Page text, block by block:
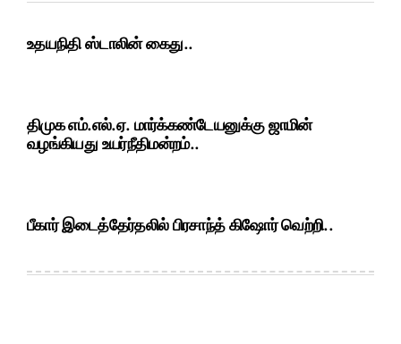
உதயநிதி ஸ்டாலின் கைது..
திமுக எம்.எல்.ஏ. மார்க்கண்டேயனுக்கு ஜாமின்
வழங்கியது உயர்நீதிமன்றம்..
பீகார் இடைத்தேர்தலில் பிரசாந்த் கிஷோர் வெற்றி..